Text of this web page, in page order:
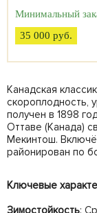
Минимальный
35 000 руб.
Канадская
скороплодность,
получен в 1898
Оттаве (Канада)
Мекинтош.
районирован по
Ключевые
Зимостойкость: